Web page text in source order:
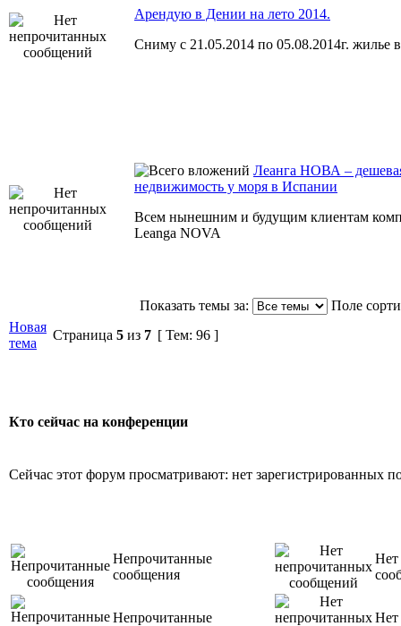
Арендую в Дении на лето 2014.
Сниму с 21.05.2014 по 05.08.2014г. жилье
Леанга НОВА –
недвижимость у моря в Испании
Всем нынешним и будущим клиентам
Leanga NOVA
Показать темы за:
Поле
Новая
тема
Страница 5 из 7 [ Тем: 96 ]
Кто сейчас на конференции
Сейчас этот форум просматривают: нет зарегистрированных
Непрочитанные
сообщения
Нет
Непрочитанные
Нет